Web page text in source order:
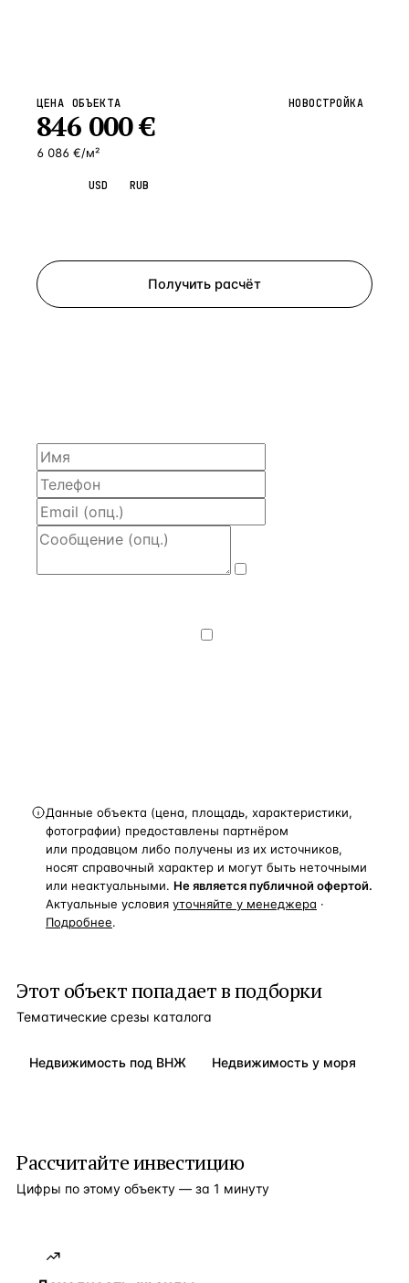
ЦЕНА ОБЪЕКТА
846 000€
6 086 €/м²
НОВОСТРОЙКА
USD RUB
Получить расчёт
Данные объекта (цена, площадь, характеристики,
фотографии) предоставлены партнёром
или продавцом либо получены из их источников,
носят справочный характер и могут быть неточными
или неактуальными. Не является публичной офертой.
Актуальные условия уточняйте у менеджера ·
Подробнее.
Этот объект попадает в подборки
Тематические срезы каталога
Недвижимость под ВНЖ Недвижимость у моря
Рассчитайте инвестицию
Цифры по этому объекту — за 1 минуту